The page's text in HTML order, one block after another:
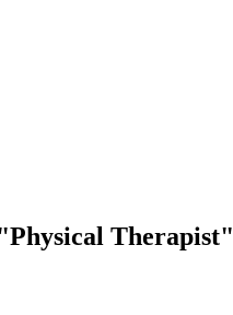
Therapist"